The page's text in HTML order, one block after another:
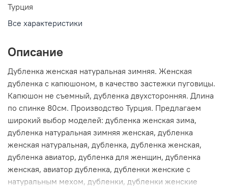
Турция
Все характеристики
Описание
Дубленка женская натуральная зимняя. Женская
дубленка с капюшоном, в качество застежки пуговицы.
Капюшон не съемный, дубленка двухсторонняя. Длина
по спинке 80см. Производство Турция. Предлагаем
широкий выбор моделей: дубленка женская зима,
дубленка натуральная зимняя женская, дубленка
женская натуральная, дубленка, дубленка женская,
дубленка авиатор, дубленка для женщин, дубленка
женская, авиатор дубленка, дубленки женские с
натуральным мехом, дубленки, дубленки женские